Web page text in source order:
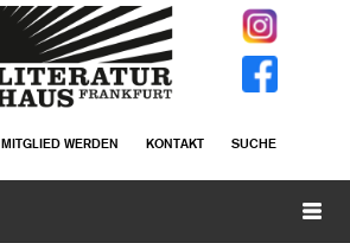
MITGLIED WERDEN KONTAKT SUCHE